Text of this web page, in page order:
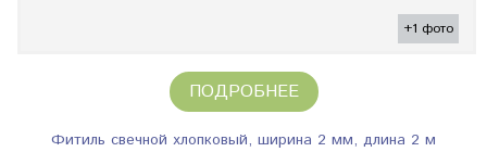
+1 фото
ПОДРОБНЕЕ
Фитиль свечной хлопковый, ширина 2 мм, длина 2 м